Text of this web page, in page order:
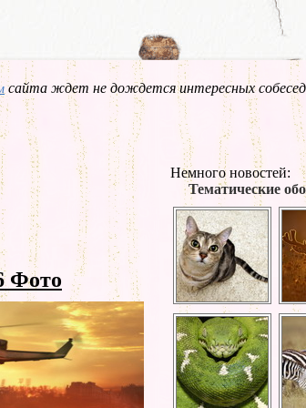
сайта ждет не дождется интересных
Фото
Немного новостей:
Тематические